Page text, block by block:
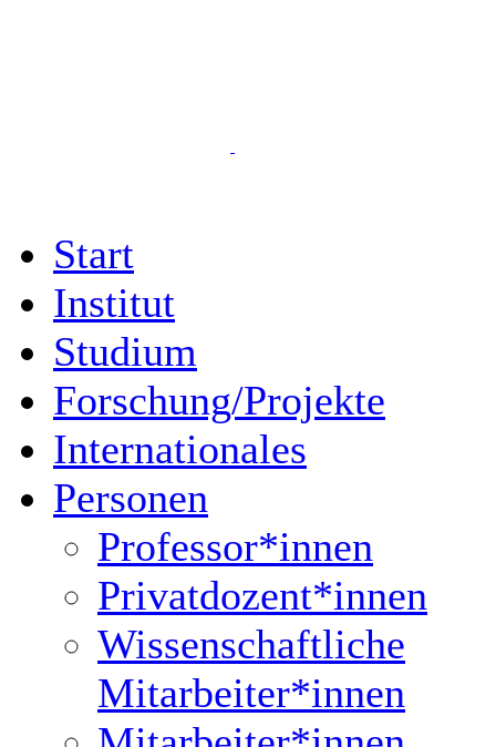
Start
Institut
Studium
Forschung/Projekte
Internationales
Personen
Professor*innen
Privatdozent*innen
Wissenschaftliche
Mitarbeiter*innen